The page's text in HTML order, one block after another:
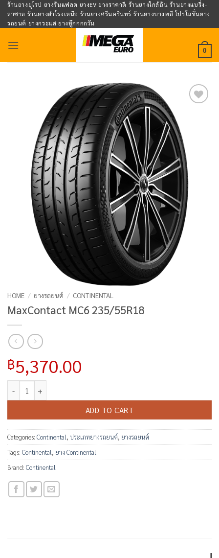
Skip
content
ร้านยางยุโรป ยางรันแฟลต ยางEV ยางราคาดี ร้านยางใกล้ฉัน ร้านยางแบริ่ง-
ลาซาล ร้านยางสำโรงเหนือ ร้านยางศรีนครินทร์ ร้านยางบางพลี โปรโมชั่นยาง
รถยนต์ ยางกระแส ยางทู๊กกกกวัน
0
HOME / ยางรถยนต์ / CONTINENTAL
MaxContact MC6 235/55R18
฿5,370.00
ADD TO CART
Categories: Continental, ประเภทยางรถยนต์, ยางรถยนต์
Tags: Continental, ยาง Continental
Brand: Continental